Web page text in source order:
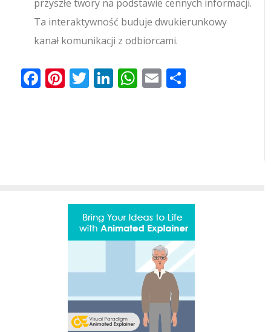
przyszłe twory na podstawie cennych informacji.
Ta interaktywność buduje dwukierunkowy
kanał komunikacji z odbiorcami.
Facebook
Pinterest
Twitter
LinkedIn
WhatsApp
Email